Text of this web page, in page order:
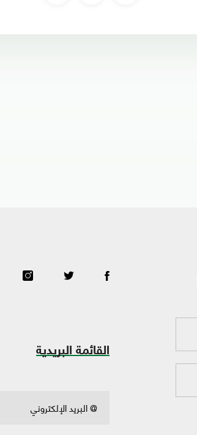
القائمة البريدية